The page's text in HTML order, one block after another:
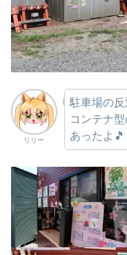
リリー
駐車場の
コンテナ
あったよ🎵